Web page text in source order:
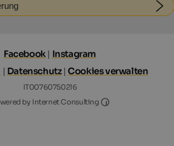
Facebook| Instagram
| Datenschutz|Cookies verwalten
IT00760750216
by Internet Consulting
Internet